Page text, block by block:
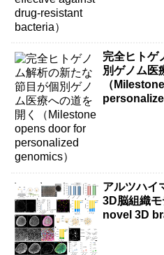
完全ヒトゲ
別ゲノム医
（
アルツハイ
3D脳組織
novel 3D